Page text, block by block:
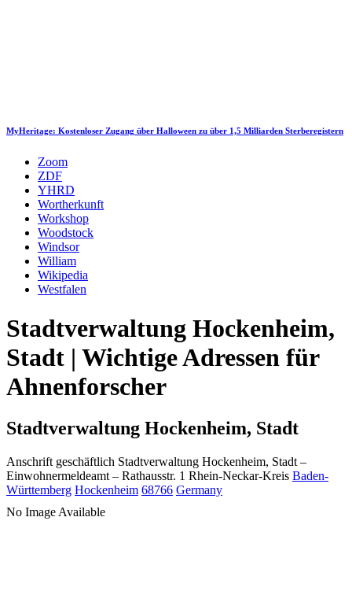
MyHeritage: Kostenloser Zugang über Halloween zu über 1,5 Milliarden Sterberegistern
Zoom
ZDF
YHRD
Wortherkunft
Workshop
Woodstock
Windsor
William
Wikipedia
Westfalen
Stadtverwaltung Hockenheim,
Stadt | Wichtige Adressen für
Ahnenforscher
Stadtverwaltung Hockenheim, Stadt
Anschrift geschäftlich Stadtverwaltung Hockenheim, Stadt –
Einwohnermeldeamt – Rathausstr. 1 Rhein-Neckar-Kreis Baden-
Württemberg Hockenheim 68766 Germany
No Image Available